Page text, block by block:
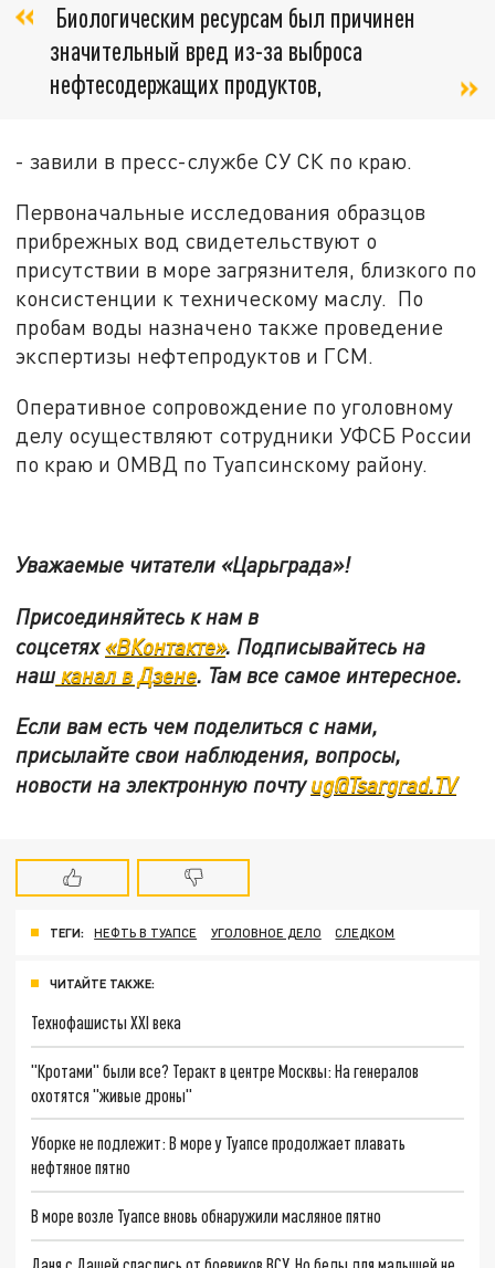
Биологическим ресурсам был причинен
значительный вред из-за выброса
нефтесодержащих продуктов,
- завили в пресс-службе СУ СК по краю.
Первоначальные исследования образцов
прибрежных вод свидетельствуют о
присутствии в море загрязнителя, близкого по
консистенции к техническому маслу. По
пробам воды назначено также проведение
экспертизы нефтепродуктов и ГСМ.
Оперативное сопровождение по уголовному
делу осуществляют сотрудники УФСБ России
по краю и ОМВД по Туапсинскому району.
Уважаемые читатели «Царьграда»!
Присоединяйтесь к нам в
соцсетях«ВКонтакте». Подписывайтесь на
нашканал в Дзене. Там все самое интересное.
Если вам есть чем поделиться с нами,
присылайте свои наблюдения, вопросы,
новости на электронную почтуug@Tsargrad.TV
ТЕГИ: НЕФТЬ В ТУАПСЕ УГОЛОВНОЕ ДЕЛО СЛЕДКОМ
ЧИТАЙТЕ ТАКЖЕ:
Технофашисты XXI века
"Кротами" были все? Теракт в центре Москвы: На генералов
охотятся "живые дроны"
Уборке не подлежит: В море у Туапсе продолжает плавать
нефтяное пятно
В море возле Туапсе вновь обнаружили масляное пятно
Даня с Дашей спаслись от боевиков ВСУ. Но беды для малышей не